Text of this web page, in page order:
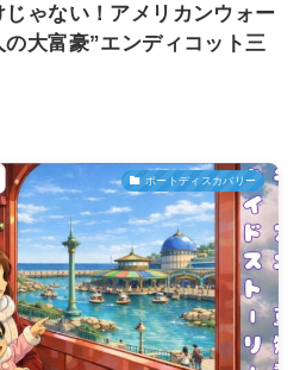
じゃない！アメリカンウォー
大富豪”エンディコット三
ポートディスカバリー